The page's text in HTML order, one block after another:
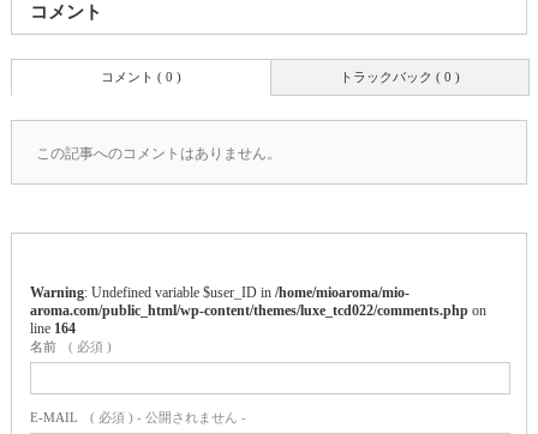
コメント
トラックバック ( 0 )
コメント ( 0 )
この記事へのコメントはありません。
Warning : Undefined variable $user_ID in /home/mioaroma/mio-
aroma.com/public_html/wp-content/themes/luxe_tcd022/comments.phpon
line 164
名前 ( 必須 )
E-MAIL ( 必須 ) - 公開されません -